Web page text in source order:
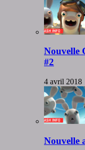
Nouvelle
#2
4 avril 2018
Nouvelle